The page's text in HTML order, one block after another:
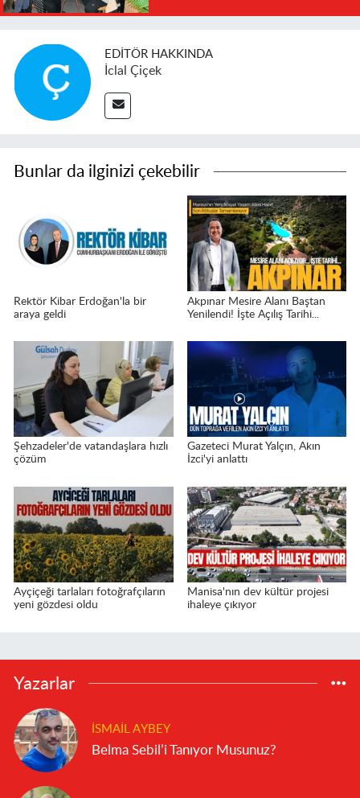
EDITÖR HAKKINDA
İclal Çiçek
Bunlar da ilginizi çekebilir
Rektör Kibar Erdoğan'la bir
araya geldi
Akpınar Mesire Alanı Baştan
Yenilendi! İşte Açılış Tarihi...
Şehzadeler'de vatandaşlara hızlı
çözüm
Gazeteci Murat Yalçın, Akın
İzci'yi anlattı
Ayçiçeği tarlaları fotoğrafçıların
yeni gözdesi oldu
Manisa'nın dev kültür projesi
ihaleye çıkıyor
Yazarlar
İSMAIL AYBEY
Belma Sebil’i Tanıyor Musunuz?